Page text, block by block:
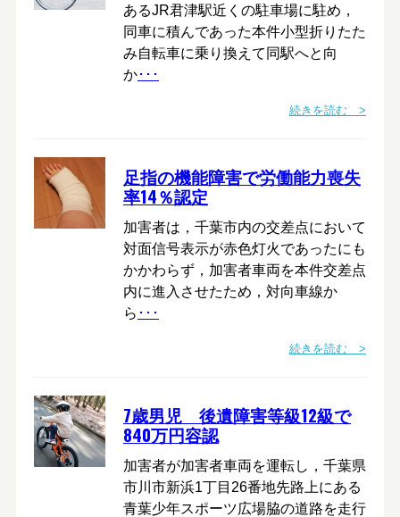
あるJR君津駅近くの駐車場に駐め，
同車に積んであった本件小型折りたた
み自転車に乗り換えて同駅へと向
か･･･
続きを読む >
足指の機能障害で労働能力喪失
率14％認定
加害者は，千葉市内の交差点において
対面信号表示が赤色灯火であったにも
かかわらず，加害者車両を本件交差点
内に進入させたため，対向車線か
ら ･･･
続きを読む >
7歳男児 後遺障害等級12級で
840万円容認
加害者が加害者車両を運転し，千葉県
市川市新浜1丁目26番地先路上にある
青葉少年スポーツ広場脇の道路を走行